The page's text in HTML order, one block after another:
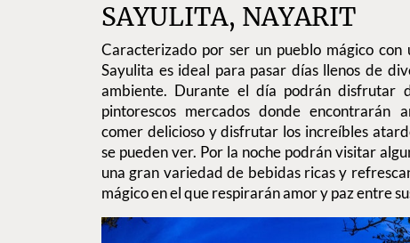
SAYULITA, NAYARIT
Caracterizado por ser un pueblo mágico
Sayulita es ideal para pasar días llenos de
ambiente. Durante el día podrán disfrutar
pintorescos mercados donde encontrarán
comer delicioso y disfrutar los increíbles
se pueden ver. Por la noche podrán visitar
una gran variedad de bebidas ricas y
mágico en el que respirarán amor y paz entre